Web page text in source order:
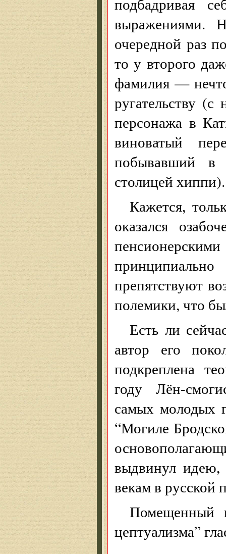
выражениями.
очередной раз
то у второго
фамилия —
ругательству
персонажа в
виноватый
побывавший в
столицей хиппи).
Кажется,
оказался
принципиально
препятствуют
полемики, что
Есть ли
автор его
подкреплена
году Лён-
самых молодых
“Могиле
выдвинул идею,
векам в русской
Помещенный
цептуализма”